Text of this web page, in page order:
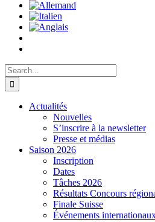
Search
for:
Actualités
Nouvelles
S’inscrire à la newsletter
Presse et médias
Saison 2026
Inscription
Dates
Tâches 2026
Résultats Concours
Finale Suisse
Événements